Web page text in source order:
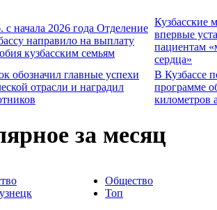
с начала 2026 года Отделение
направило на выплату
кузбасским семьям
Кузбасские
впервые
пациентам
сердца»
обозначил главные успехи
отрасли и наградил
В Кузбассе
программе
километров
за месяц
Общество
Топ